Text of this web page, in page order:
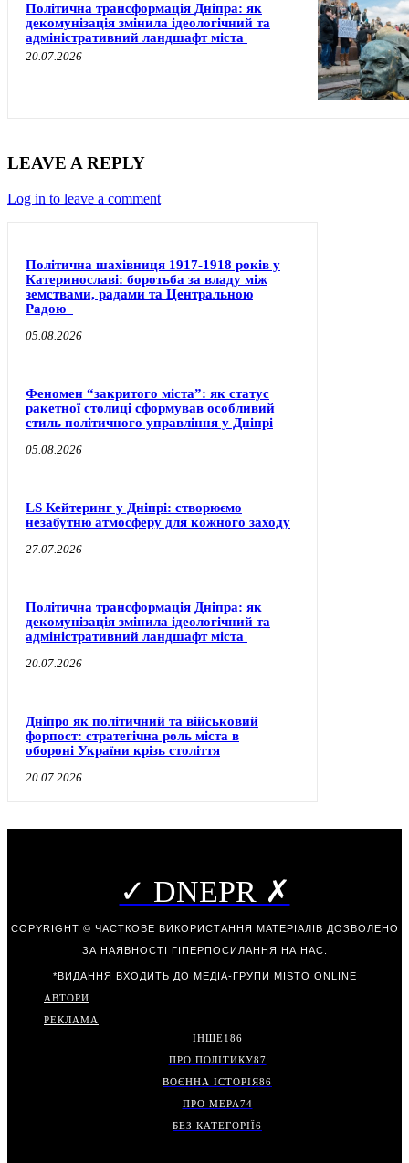
Політична трансформація Дніпра: як
декомунізація змінила ідеологічний та
адміністративний ландшафт міста
20.07.2026
LEAVE A REPLY
Log in to leave a comment
Політична шахівниця 1917-1918 років у
Катеринославі: боротьба за владу між
земствами, радами та Центральною
Радою
05.08.2026
Феномен “закритого міста”: як статус
ракетної столиці сформував особливий
стиль політичного управління у Дніпрі
05.08.2026
LS Кейтеринг у Дніпрі: створюємо
незабутню атмосферу для кожного заходу
27.07.2026
Політична трансформація Дніпра: як
декомунізація змінила ідеологічний та
адміністративний ландшафт міста
20.07.2026
Дніпро як політичний та військовий
форпост: стратегічна роль міста в
обороні України крізь століття
20.07.2026
✓ DNEPR ✗
COPYRIGHT © ЧАСТКОВЕ ВИКОРИСТАННЯ МАТЕРІАЛІВ ДОЗВОЛЕНО
ЗА НАЯВНОСТІ ГІПЕРПОСИЛАННЯ НА НАС.
*ВИДАННЯ ВХОДИТЬ ДО МЕДІА-ГРУПИ MISTO ONLINE
АВТОРИ
РЕКЛАМА
ІНШЕ186
ПРО ПОЛІТИКУ87
ВОЄННА ІСТОРІЯ86
ПРО МЕРА74
БЕЗ КАТЕГОРІЇ6